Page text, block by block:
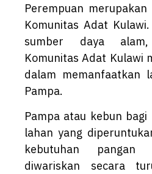
Perempuan
Komunitas Adat
sumber daya
Komunitas Adat Kulawi
dalam memanfaatkan
Pampa.
Pampa atau kebun
lahan yang
kebutuhan pangan
diwariskan secara